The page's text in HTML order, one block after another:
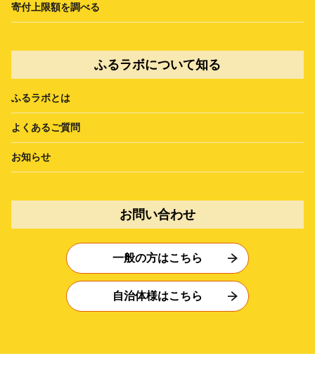
寄付上限額を調べる
ふるラボについて知る
ふるラボとは
よくあるご質問
お知らせ
お問い合わせ
一般の方はこちら
自治体様はこちら